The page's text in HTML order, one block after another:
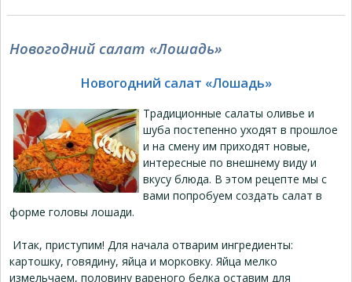
Новогодний салат «Лошадь»
Новогодний салат «Лошадь»
Традиционные салаты оливье и
шуба постепенно уходят в прошлое
и на смену им приходят новые,
интересные по внешнему виду и
вкусу блюда. В этом рецепте мы с
вами попробуем создать салат в
форме головы лошади.
Итак, приступим! Для начала отварим ингредиенты:
картошку, говядину, яйца и морковку. Яйца мелко
измельчаем, половину вареного белка оставим для